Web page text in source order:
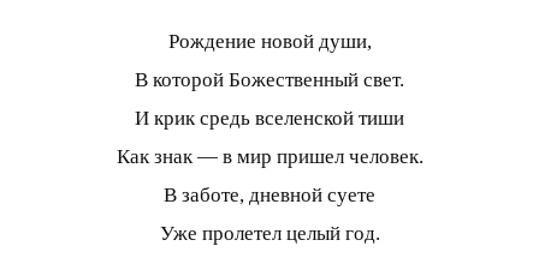
Рождение новой души,
В которой Божественный свет.
И крик средь вселенской тиши
Как знак — в мир пришел человек.
В заботе, дневной суете
Уже пролетел целый год.